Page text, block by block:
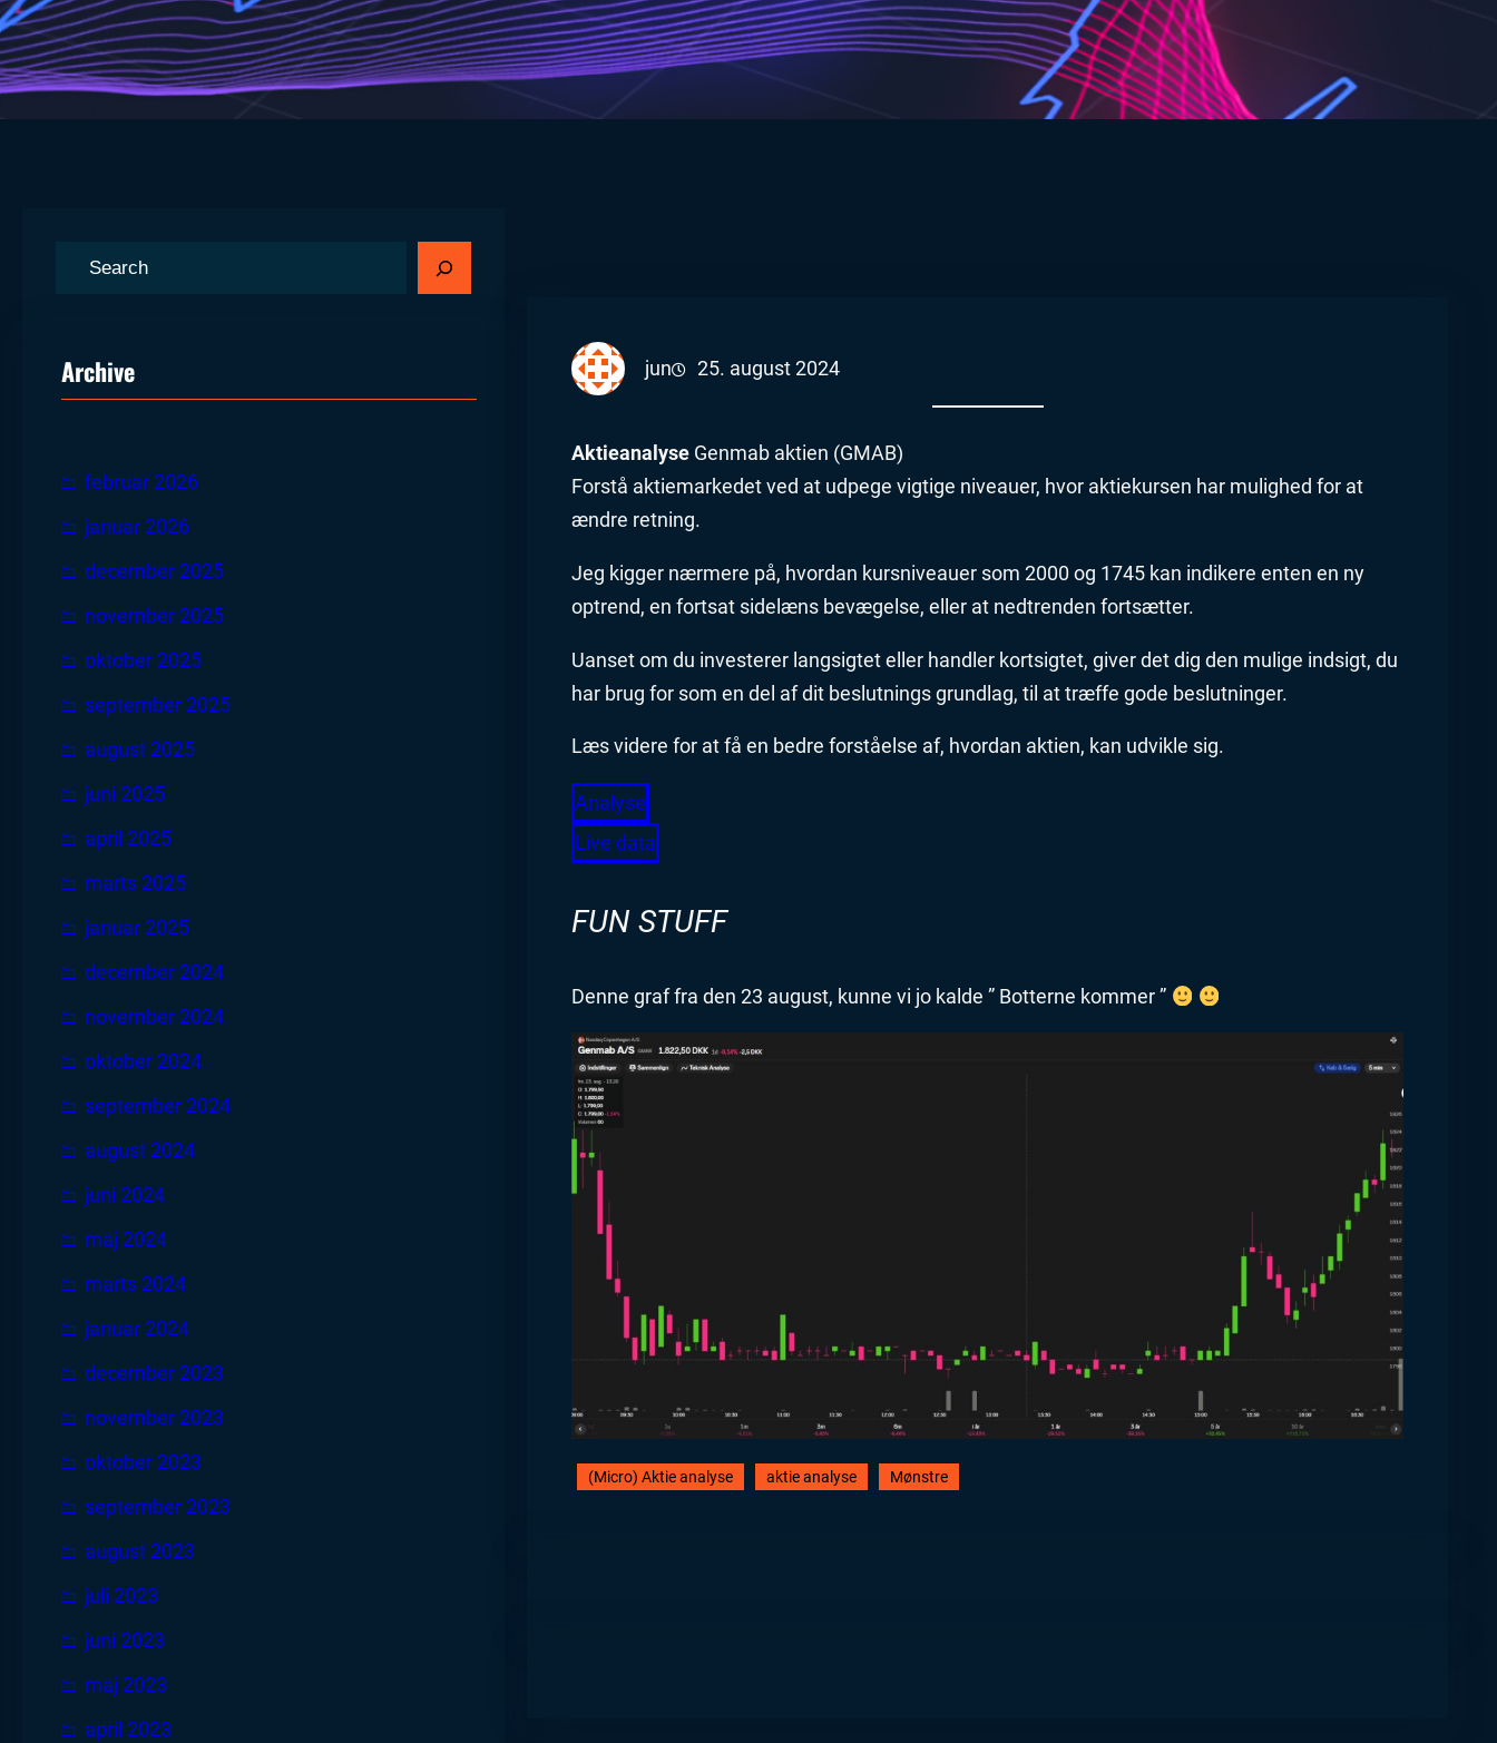
Archive
februar 2026
januar 2026
december 2025
november 2025
oktober 2025
september 2025
august 2025
juni 2025
april 2025
marts 2025
januar 2025
december 2024
november 2024
oktober 2024
september 2024
august 2024
juni 2024
maj 2024
marts 2024
januar 2024
december 2023
november 2023
oktober 2023
september 2023
august 2023
juli 2023
juni 2023
maj 2023
april 2023
jun 25. august 2024
Aktieanalyse Genmab aktien (GMAB)
Forstå aktiemarkedet ved at udpege vigtige niveauer, hvor aktiekursen har mulighed for at
ændre retning.
Jeg kigger nærmere på, hvordan kursniveauer som 2000 og 1745 kan indikere enten en ny
optrend, en fortsat sidelæns bevægelse, eller at nedtrenden fortsætter.
Uanset om du investerer langsigtet eller handler kortsigtet, giver det dig den mulige indsigt, du
har brug for som en del af dit beslutnings grundlag, til at træffe gode beslutninger.
Læs videre for at få en bedre forståelse af, hvordan aktien, kan udvikle sig.
Analyse
Live data
FUN STUFF
Denne graf fra den 23 august, kunne vi jo kalde ” Botterne kommer ”
(Micro) Aktie analyse aktie analyse Mønstre